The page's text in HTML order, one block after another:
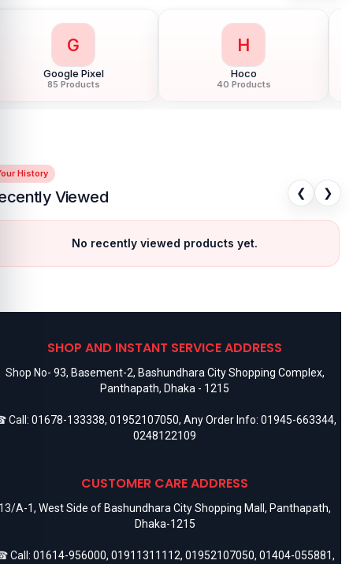
G
Google Pixel
85 Products
H
Hoco
40 Products
History
Viewed ❮ ❯
No recently viewed products yet.
SHOP AND INSTANT SERVICE ADDRESS
Shop No- 93, Basement-2, Bashundhara City Shopping Complex,
Panthapath, Dhaka - 1215
Call: 01678-133338, 01952107050, Any Order Info: 01945-663344,
0248122109
CUSTOMER CARE ADDRESS
A-1, West Side of Bashundhara City Shopping Mall, Panthapath,
Dhaka-1215
Call: 01614-956000, 01911311112, 01952107050, 01404-055881,